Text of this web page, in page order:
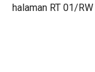
halaman RT 01/